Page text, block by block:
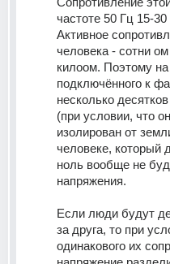
частоте 50 Гц 15-
Активное
человека - сотни
килоом. Поэтому
подключённого к
несколько
(при условии, что
изолирован от
человеке, который
ноль вообще не
напряжения.
Если люди будут
за друга, то при
одинакового их